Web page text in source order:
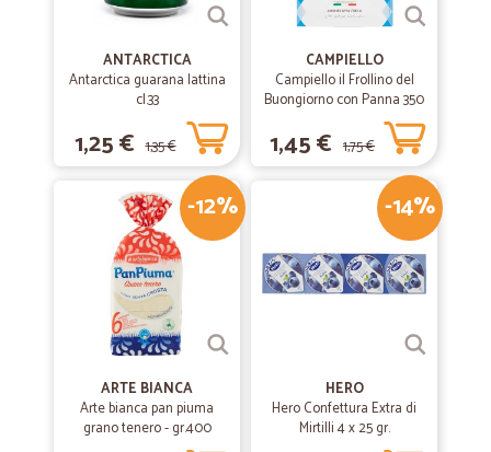
ANTARCTICA
Antarctica guarana lattina
cl.33
1,25 € 1,35 €
CAMPIELLO
Campiello il Frollino del
Buongiorno con Panna 350
1,45 € 1,75 €
-12%
ARTE BIANCA
Arte bianca pan piuma
grano tenero - gr.400
-14%
HERO
Hero Confettura Extra di
Mirtilli 4 x 25 gr.